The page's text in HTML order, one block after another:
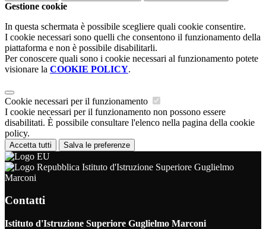
Gestione cookie
In questa schermata è possibile scegliere quali cookie consentire.
I cookie necessari sono quelli che consentono il funzionamento della
piattaforma e non è possibile disabilitarli.
Per conoscere quali sono i cookie necessari al funzionamento potete
visionare la COOKIE POLICY.
Cookie necessari per il funzionamento
I cookie necessari per il funzionamento non possono essere
disabilitati. È possibile consultare l'elenco nella pagina della cookie
policy.
Accetta tutti Salva le preferenze
Istituto d'Istruzione Superiore Guglielmo
Marconi
Contatti
Istituto d'Istruzione Superiore Guglielmo Marconi